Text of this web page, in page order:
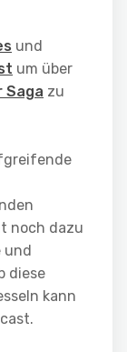
und
um über
Saga zu
noch dazu
und
diese
kann